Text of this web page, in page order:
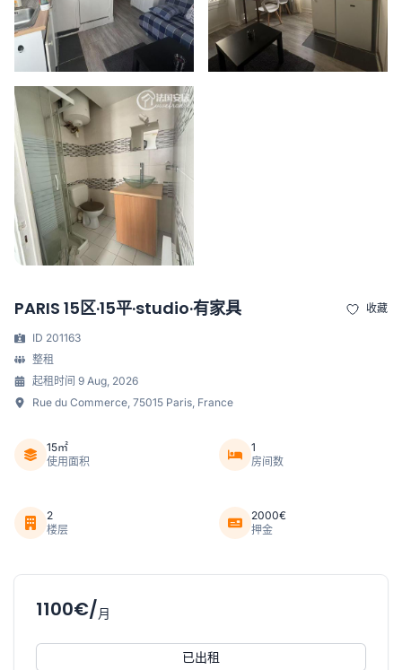
PARIS 15区·15平·studio·有家具 收藏
ID 201163
整租
起租时间 9 Aug, 2026
Rue du Commerce, 75015 Paris, France
15㎡
使用面积
1
房间数
2
楼层
2000€
押金
1100€/月
已出租